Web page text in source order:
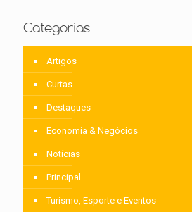
Categorias
Artigos
Curtas
Destaques
Economia & Negócios
Notícias
Principal
Turismo, Esporte e Eventos